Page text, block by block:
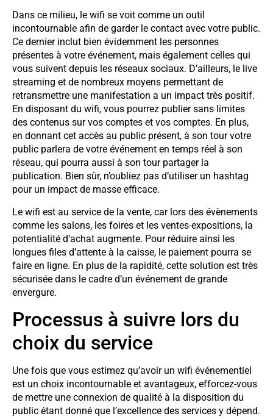
Dans ce milieu, le wifi se voit comme un outil
incontournable afin de garder le contact avec votre public.
Ce dernier inclut bien évidemment les personnes
présentes à votre événement, mais également celles qui
vous suivent depuis les réseaux sociaux. D’ailleurs, le live
streaming et de nombreux moyens permettant de
retransmettre une manifestation a un impact très positif.
En disposant du wifi, vous pourrez publier sans limites
des contenus sur vos comptes et vos comptes. En plus,
en donnant cet accès au public présent, à son tour votre
public parlera de votre événement en temps réel à son
réseau, qui pourra aussi à son tour partager la
publication. Bien sûr, n’oubliez pas d’utiliser un hashtag
pour un impact de masse efficace.
Le wifi est au service de la vente, car lors des évènements
comme les salons, les foires et les ventes-expositions, la
potentialité d’achat augmente. Pour réduire ainsi les
longues files d’attente à la caisse, le paiement pourra se
faire en ligne. En plus de la rapidité, cette solution est très
sécurisée dans le cadre d’un événement de grande
envergure.
Processus à suivre lors du
choix du service
Une fois que vous estimez qu’avoir un wifi événementiel
est un choix incontournable et avantageux, efforcez-vous
de mettre une connexion de qualité à la disposition du
public étant donné que l’excellence des services y dépend.